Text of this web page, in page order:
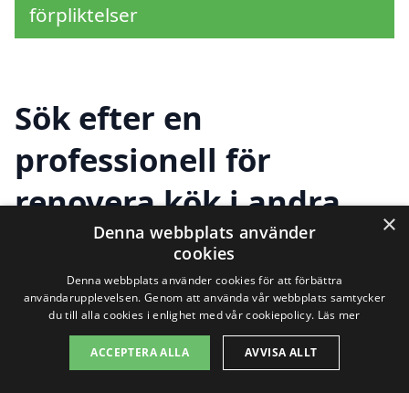
förpliktelser
Sök efter en
professionell för
renovera kök i andra
städer nära Vittsjö
Att renovera kök i Vittsjö är en viktig
investering för ditt hem. För många är
×
Denna webbplats använder
cookies
Denna webbplats använder cookies för att förbättra
användarupplevelsen. Genom att använda vår webbplats samtycker
du till alla cookies i enlighet med vår cookiepolicy. Läs mer
ACCEPTERA ALLA AVVISA ALLT